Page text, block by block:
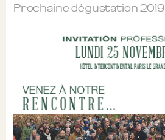
Prochaine dégustation 2019